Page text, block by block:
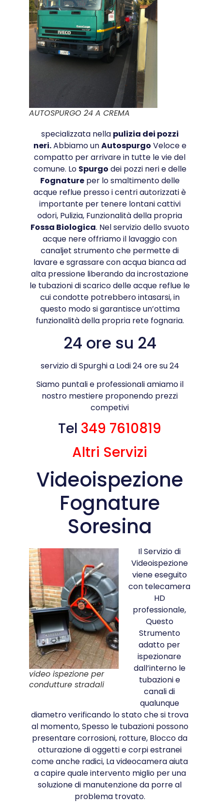
AUTOSPURGO 24 A CREMA
specializzata nella pulizia dei pozzi
neri.Abbiamo unAutospurgo Veloce e
compatto per arrivare in tutte le vie del
comune. Lo Spurgo dei pozzi neri e delle
Fognatureper lo smaltimento delle
acque reflue presso i centri autorizzati è
importante per tenere lontani cattivi
odori, Pulizia, Funzionalità della propria
Fossa Biologica. Nel servizio dello svuoto
acque nere offriamo il lavaggio con
canaljet strumento che permette di
lavare e sgrassare con acqua bianca ad
alta pressione liberando da incrostazione
le tubazioni di scarico delle acque reflue le
cui condotte potrebbero intasarsi, in
questo modo si garantisce un’ottima
funzionalità della propria rete fognaria.
24 ore su 24
servizio di Spurghi a Lodi 24 ore su 24
Siamo puntali e professionali amiamo il
nostro mestiere proponendo prezzi
competivi
Tel 349 7610819
Altri Servizi
Videoispezione
Fognature
Soresina
video ispezione per
condutture stradali
Il Servizio di
Videoispezione
viene eseguito
con telecamera
HD
professionale,
Questo
Strumento
adatto per
ispezionare
dall’interno le
tubazioni e
canali di
qualunque
diametro verificando lo stato che si trova
al momento, Spesso le tubazioni possono
presentare corrosioni, rotture, Blocco da
otturazione di oggetti e corpi estranei
come anche radici, La videocamera aiuta
a capire quale intervento miglio per una
soluzione di manutenzione da porre al
problema trovato.